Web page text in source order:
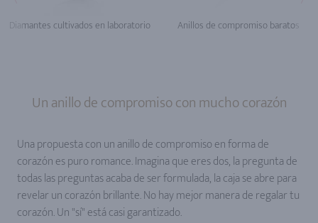
Diamantes cultivados en laboratorio Anillos de compromiso baratos
Un anillo de compromiso con mucho corazón
Una propuesta con un anillo de compromiso en forma de
corazón es puro romance. Imagina que eres dos, la pregunta de
todas las preguntas acaba de ser formulada, la caja se abre para
revelar un corazón brillante. No hay mejor manera de regalar tu
corazón. Un "sí" está casi garantizado.